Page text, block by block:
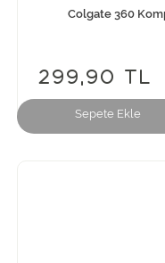
Sepete Ekle
Colgate 360
299,90 TL